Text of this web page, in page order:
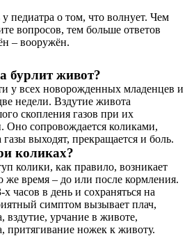
педиатра о том, что волнует. Чем
вопросов, тем больше ответов
– вооружён.
бурлит живот?
у всех новорожденных младенцев и
недели. Вздутие живота
скопления газов при их
Оно сопровождается коликами,
выходят, прекращается и боль.
коликах?
колики, как правило, возникает
же время – до или после кормления.
часов в день и сохраняться на
симптом вызывает плач,
вздутие, урчание в животе,
притягивание ножек к животу.